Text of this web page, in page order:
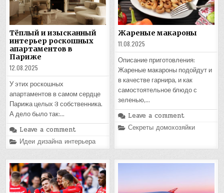
Тёплый и изысканный
интерьер роскошных
апартаментов в
Париже
12.08.2025
У этих роскошных
апартаментов в самом сердце
Парижа целых 3 собственника.
А дело было так:…
Leave a comment
Posted
in
Идеи дизайна интерьера
Жареные макароны
11.08.2025
Описание приготовления:
Жареные макароны подойдут и
в качестве гарнира, и как
самостоятельное блюдо с
зеленью,…
Leave a comment
Posted
Секреты домохозяйки